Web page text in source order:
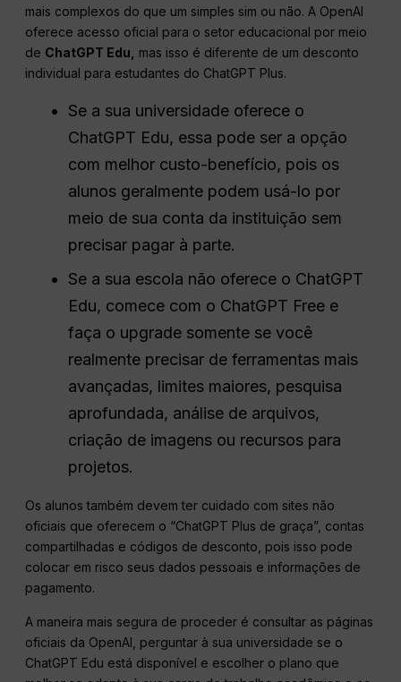
mais complexos do que um simples sim ou não. A OpenAI
oferece acesso oficial para o setor educacional por meio
de ChatGPT Edu,
mas isso é diferente de um desconto
individual para estudantes do ChatGPT Plus.
Se a sua universidade oferece o
ChatGPT Edu, essa pode ser a opção
com melhor custo-benefício, pois os
alunos geralmente podem usá-lo por
meio de sua conta da instituição sem
precisar pagar à parte.
Se a sua escola não oferece o ChatGPT
Edu, comece com o ChatGPT Free e
faça o upgrade somente se você
realmente precisar de ferramentas mais
avançadas, limites maiores, pesquisa
aprofundada, análise de arquivos,
criação de imagens ou recursos para
projetos.
Os alunos também devem ter cuidado com sites não
oficiais que oferecem o “ChatGPT Plus de graça”, contas
compartilhadas e códigos de desconto, pois isso pode
colocar em risco seus dados pessoais e informações de
pagamento.
A maneira mais segura de proceder é consultar as páginas
oficiais da OpenAI, perguntar à sua universidade se o
ChatGPT Edu está disponível e escolher o plano que